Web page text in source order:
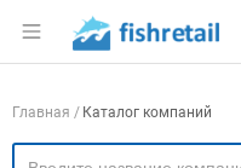
Раздел
Навигация по
Главная Каталог компаний